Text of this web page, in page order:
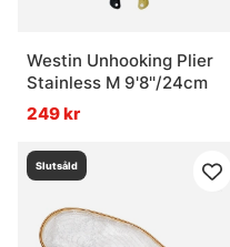
Westin Unhooking Plier
Stainless M 9'8''/24cm
249 kr
Slutsåld